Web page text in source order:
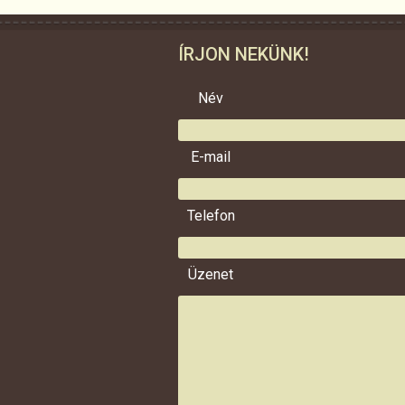
ÍRJON NEKÜNK!
Név
E-mail
Telefon
Üzenet